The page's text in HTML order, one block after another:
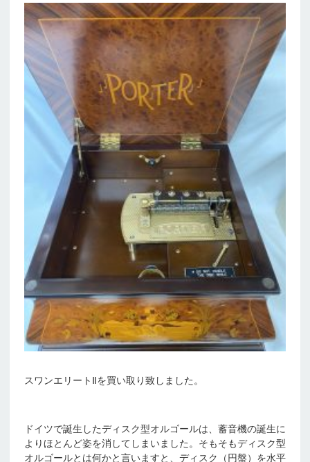
スワンエリートⅡを買い取り致しました。
ドイツで誕生したディスク型オルゴールは、蓄音機の誕生に
よりほとんど姿を消してしまいました。そもそもディスク型
オルゴールとは何かと言いますと、ディスク（円盤）を水平